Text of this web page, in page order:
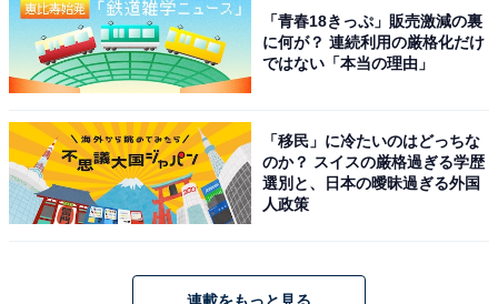
と意気込みを述べた。
「青春18きっぷ」販売激減の裏
に何が？ 連続利用の厳格化だけ
ではない「本当の理由」
「移民」に冷たいのはどっちな
のか？ スイスの厳格過ぎる学歴
選別と、日本の曖昧過ぎる外国
人政策
連載をもっと見る